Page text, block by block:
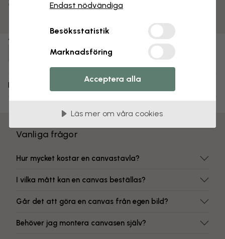
Matt yta
Artikelnummer:
Leverans och returer
Vanliga frågor
Hur mycket kostar en canvastavla?
I vilka mått kan en canvas beställas?
Går det att göra en canvas från egen bild?
Behöver jag montera canvasen själv?
Endast nödvändiga
Besöksstatistik
Marknadsföring
Acceptera alla
Läs mer om våra cookies